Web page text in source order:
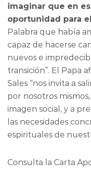
imaginar que en
oportunidad para
Palabra que había
capaz de hacerse
nuevos e
transición”. El Papa
Sales “nos invita a
por nosotros
imagen social, y a
las necesidades
espirituales de
Consulta la Carta